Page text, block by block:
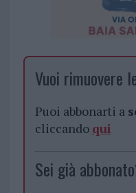
Vuoi rimuovere
Puoi abbonarti a
cliccando qui
Sei già